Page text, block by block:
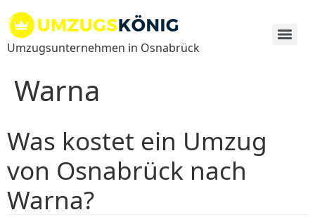
Inhalt
springen
Umzugsunternehmen in Osnabrück
Warna
Was kostet ein Umzug
von Osnabrück nach
Warna?